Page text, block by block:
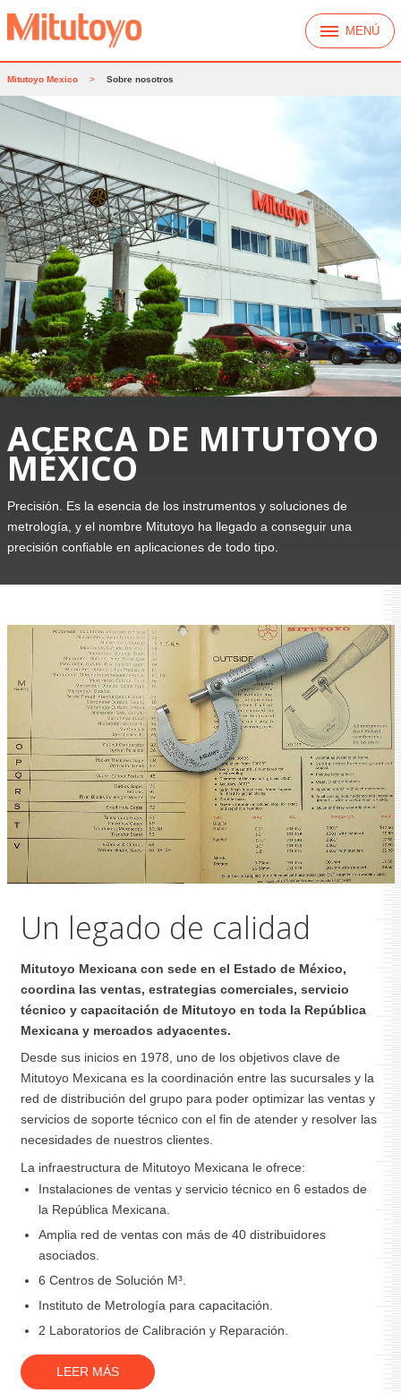
MENÚ
Mitutoyo Mexico > Sobre nosotros
ACERCA DE MITUTOYO
MÉXICO
Precisión. Es la esencia de los instrumentos y soluciones de
metrología, y el nombre Mitutoyo ha llegado a conseguir una
precisión confiable en aplicaciones de todo tipo.
Un legado de calidad
Mitutoyo Mexicana con sede en el Estado de México,
coordina las ventas, estrategias comerciales, servicio
técnico y capacitación de Mitutoyo en toda la República
Mexicana y mercados adyacentes.
Desde sus inicios en 1978, uno de los objetivos clave de
Mitutoyo Mexicana es la coordinación entre las sucursales y la
red de distribución del grupo para poder optimizar las ventas y
servicios de soporte técnico con el fin de atender y resolver las
necesidades de nuestros clientes.
La infraestructura de Mitutoyo Mexicana le ofrece:
Instalaciones de ventas y servicio técnico en 6 estados de
la República Mexicana.
Amplia red de ventas con más de 40 distribuidores
asociados.
6 Centros de Solución M³.
Instituto de Metrología para capacitación.
2 Laboratorios de Calibración y Reparación.
LEER MÁS